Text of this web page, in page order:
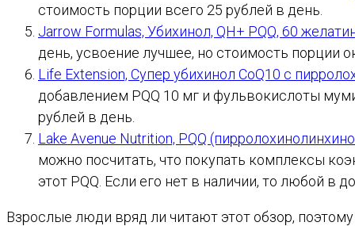
стоимость порции всего 25 рублей в день.
Jarrow Formulas, Убихинол, QH+ PQQ, 60
день, усвоение лучшее, но стоимость порции
Life Extension, Супер убихинол CoQ10 c
добавлением PQQ 10 мг и фульвокислоты
рублей в день.
Lake Avenue Nutrition, PQQ
можно посчитать, что покупать комплексы
этот PQQ. Если его нет в наличии, то любой в
Взрослые люди вряд ли читают этот обзор,